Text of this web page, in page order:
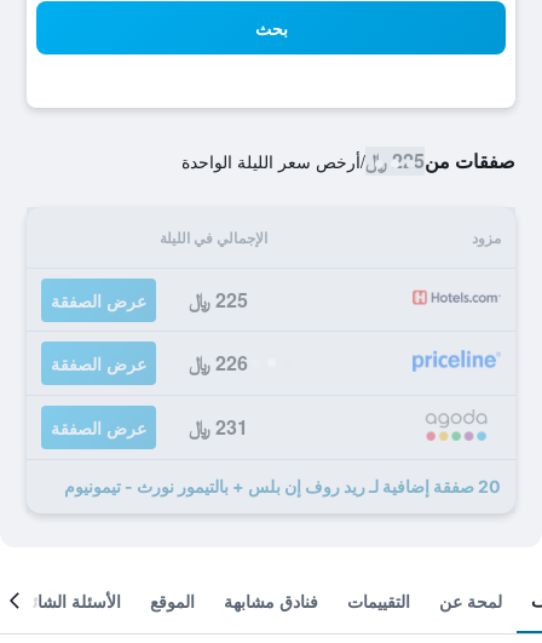
بحث
صفقات من225 ﷼ /أرخص سعر الليلة الواحدة
مزود الإجمالي في الليلة
225 ﷼ عرض الصفقة
226 ﷼ عرض الصفقة
231 ﷼ عرض الصفقة
20 صفقة إضافية لـ ريد روف إن بلس + بالتيمور نورث - تيمونيوم
لمحة عن التقييمات فنادق مشابهة الموقع الأسئلة الشائعة